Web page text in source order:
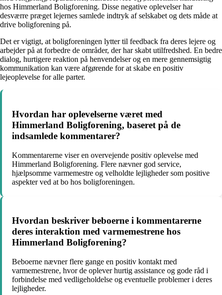
hos Himmerland Boligforening. Disse negative oplevelser har
desværre præget lejernes samlede indtryk af selskabet og dets måde at
drive boligforening på.
Det er vigtigt, at boligforeningen lytter til feedback fra deres lejere og
arbejder på at forbedre de områder, der har skabt utilfredshed. En bedre
dialog, hurtigere reaktion på henvendelser og en mere gennemsigtig
kommunikation kan være afgørende for at skabe en positiv
lejeoplevelse for alle parter.
Hvordan har oplevelserne været med
Himmerland Boligforening, baseret på de
indsamlede kommentarer?
Kommentarerne viser en overvejende positiv oplevelse med
Himmerland Boligforening. Flere nævner god service,
hjælpsomme varmemestre og velholdte lejligheder som positive
aspekter ved at bo hos boligforeningen.
Hvordan beskriver beboerne i kommentarerne
deres interaktion med varmemestrene hos
Himmerland Boligforening?
Beboerne nævner flere gange en positiv kontakt med
varmemestrene, hvor de oplever hurtig assistance og gode råd i
forbindelse med vedligeholdelse og eventuelle problemer i deres
lejligheder.